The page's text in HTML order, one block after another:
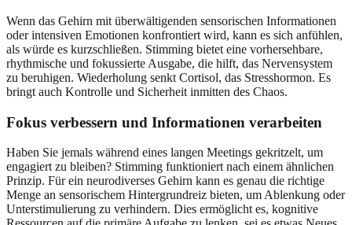
Wenn das Gehirn mit überwältigenden sensorischen Informationen
oder intensiven Emotionen konfrontiert wird, kann es sich anfühlen,
als würde es kurzschließen. Stimming bietet eine vorhersehbare,
rhythmische und fokussierte Ausgabe, die hilft, das Nervensystem
zu beruhigen. Wiederholung senkt Cortisol, das Stresshormon. Es
bringt auch Kontrolle und Sicherheit inmitten des Chaos.
Fokus verbessern und Informationen verarbeiten
Haben Sie jemals während eines langen Meetings gekritzelt, um
engagiert zu bleiben? Stimming funktioniert nach einem ähnlichen
Prinzip. Für ein neurodiverses Gehirn kann es genau die richtige
Menge an sensorischem Hintergrundreiz bieten, um Ablenkung oder
Unterstimulierung zu verhindern. Dies ermöglicht es, kognitive